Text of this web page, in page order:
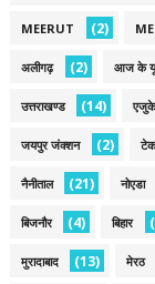
MEERUT (2)
अलीगढ़ (2) आज के
उत्तराखण्ड (14)
जयपुर जंक्शन (2)
नैनीताल (21) नोएडा
बिजनौर (4) बिहार
मुरादाबाद (13) मेरठ